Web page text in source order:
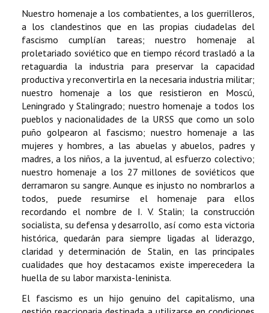
Nuestro homenaje a los combatientes, a los guerrilleros,
a los clandestinos que en las propias ciudadelas del
fascismo cumplían tareas; nuestro homenaje al
proletariado soviético que en tiempo récord trasladó a la
retaguardia la industria para preservar la capacidad
productiva y reconvertirla en la necesaria industria militar;
nuestro homenaje a los que resistieron en Moscú,
Leningrado y Stalingrado; nuestro homenaje a todos los
pueblos y nacionalidades de la URSS que como un solo
puño golpearon al fascismo; nuestro homenaje a las
mujeres y hombres, a las abuelas y abuelos, padres y
madres, a los niños, a la juventud, al esfuerzo colectivo;
nuestro homenaje a los 27 millones de soviéticos que
derramaron su sangre. Aunque es injusto no nombrarlos a
todos, puede resumirse el homenaje para ellos
recordando el nombre de I. V. Stalin; la construcción
socialista, su defensa y desarrollo, así como esta victoria
histórica, quedarán para siempre ligadas al liderazgo,
claridad y determinación de Stalin, en las principales
cualidades que hoy destacamos existe imperecedera la
huella de su labor marxista-leninista.
El fascismo es un hijo genuino del capitalismo, una